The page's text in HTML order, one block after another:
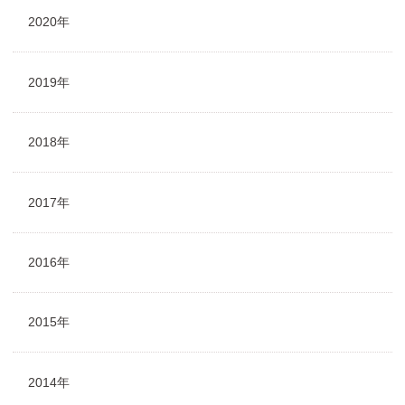
2020年
2019年
2018年
2017年
2016年
2015年
2014年